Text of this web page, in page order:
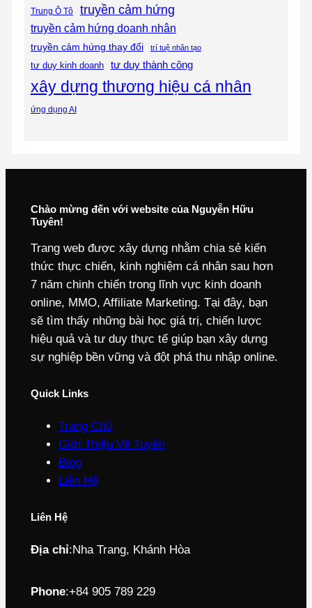
Trung Ô Tô truyền cảm hứng
truyền cảm hứng doanh nhân
truyền cảm hứng thay đổi trí tuệ nhân tạo
tư duy kinh doanh tư duy thành công
xây dựng thương hiệu cá nhân
ứng dụng AI
Chào mừng đến với website của Nguyễn Hữu
Tuyên!
Trang web được xây dựng nhằm chia sẻ kiến
thức thực chiến, kinh nghiệm cá nhân sau hơn
7 năm chinh chiến trong lĩnh vực kinh doanh
online, MMO, Affiliate Marketing. Tại đây, bạn
sẽ tìm thấy những bài học giá trị, chiến lược
hiệu quả và tư duy thực tế giúp bạn xây dựng
sự nghiệp bền vững và đột phá thu nhập online.
Quick Links
Trang Chủ
Giới Thiệu Về Tuyên
Blog
Liên Hệ
Liên Hệ
Địa chỉ:Nha Trang, Khánh Hòa
Phone:+84 905 789 229